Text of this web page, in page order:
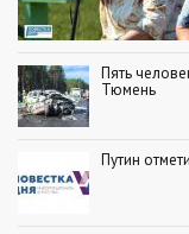
Пять
Тюмень
Путин